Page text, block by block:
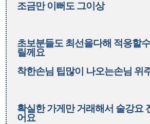
조금만 이뻐도 그이상
초보분들도 최선을다해 적응할
릴께요
착한손님 팁많이 나오는손님 위
확실한 가게만 거래해서 술강요
어요